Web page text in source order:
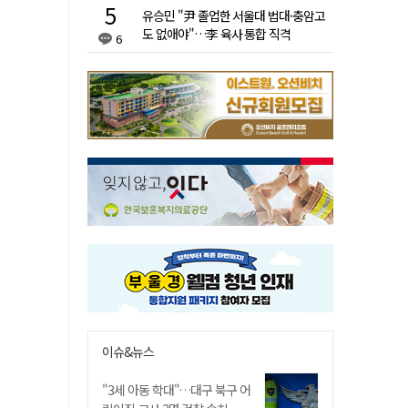
6
유승민 "尹 졸업한 서울대 법대·충암고
도 없애야"…李 육사 통합 직격
이슈&뉴스
"3세 아동 학대"…대구 북구 어